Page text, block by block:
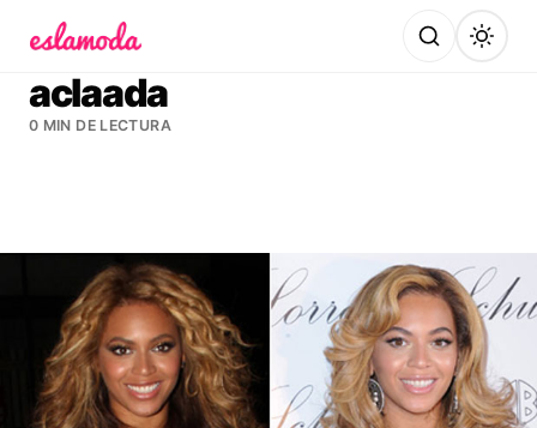
aclaada
0 MIN DE LECTURA